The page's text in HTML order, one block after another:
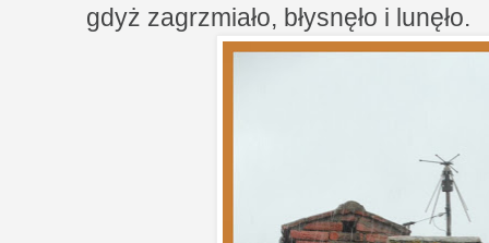
gdyż zagrzmiało, błysnęło i lunęło.